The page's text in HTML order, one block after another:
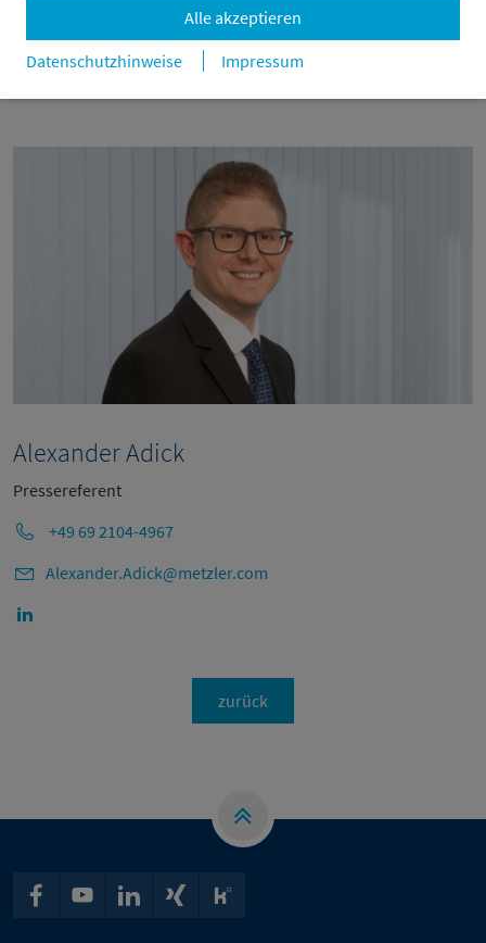
Alle akzeptieren
Datenschutzhinweise
Impressum
Ansprechpartner für Presseanfragen
Alexander Adick
Pressereferent
+49 69 2104-4967
Alexander.Adick@metzler.com
zurück